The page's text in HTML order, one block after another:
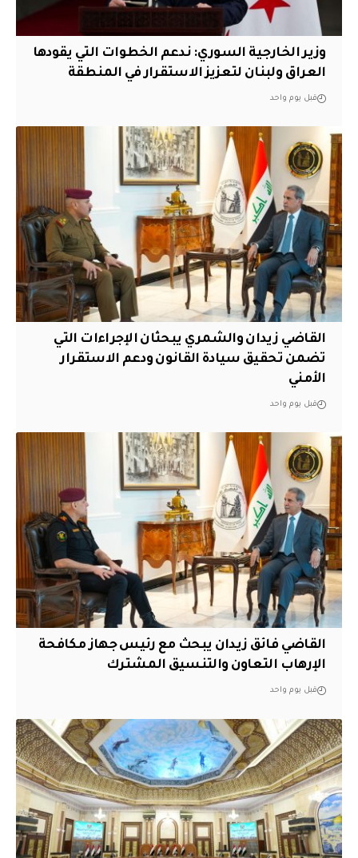
وزير الخارجية السوري: ندعم الخطوات التي يقودها
العراق ولبنان لتعزيز الاستقرار في المنطقة
قبل يوم واحد
القاضي زيدان والشمري يبحثان الإجراءات التي
تضمن تحقيق سيادة القانون ودعم الاستقرار
الأمني
قبل يوم واحد
القاضي فائق زيدان يبحث مع رئيس جهاز مكافحة
الإرهاب التعاون والتنسيق المشترك
قبل يوم واحد